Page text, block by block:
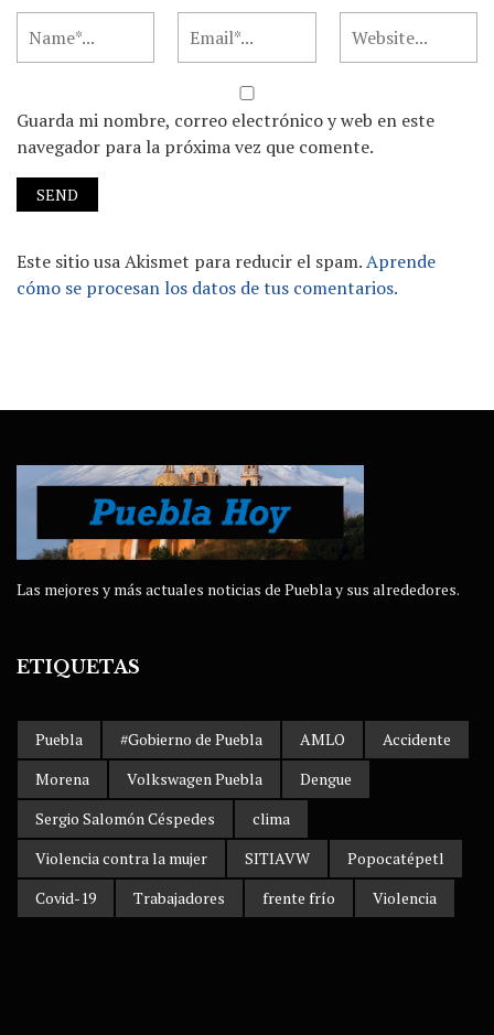
Guarda mi nombre, correo electrónico y web en este
navegador para la próxima vez que comente.
Este sitio usa Akismet para reducir el spam.Aprende
cómo se procesan los datos de tus comentarios.
Las mejores y más actuales noticias de Puebla y sus alrededores.
ETIQUETAS
Puebla #Gobierno de Puebla AMLO
Accidente
Morena
Volkswagen Puebla
Dengue
Sergio Salomón Céspedes
clima
Violencia contra la mujer
SITIAVW
Popocatépetl
Covid-19
Trabajadores frente frío Violencia